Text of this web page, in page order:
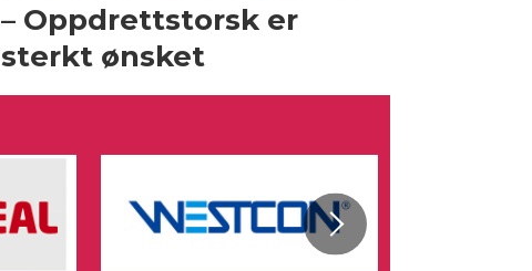
– Oppdrettstorsk er
sterkt ønsket